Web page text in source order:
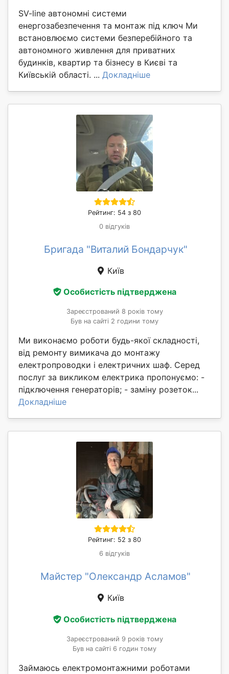
SV-line автономні системи
енергозабезпечення та монтаж під ключ Ми
встановлюємо системи безперебійного та
автономного живлення для приватних
будинків, квартир та бізнесу в Києві та
Київській області. ... Докладніше
Рейтинг: 54 з 80
0 відгуків
Бригада "Виталий Бондарчук"
Київ
Особистість підтверджена
Зареєстрований 8 років тому
Був на сайті 2 години тому
Ми виконаємо роботи будь-якої складності,
від ремонту вимикача до монтажу
електропроводки і електричних шаф. Серед
послуг за викликом електрика пропонуємо: -
підключення генераторів; - заміну розеток...
Докладніше
Рейтинг: 52 з 80
6 відгуків
Майстер "Олександр Асламов"
Київ
Особистість підтверджена
Зареєстрований 9 років тому
Був на сайті 6 годин тому
Займаюсь електромонтажними роботами